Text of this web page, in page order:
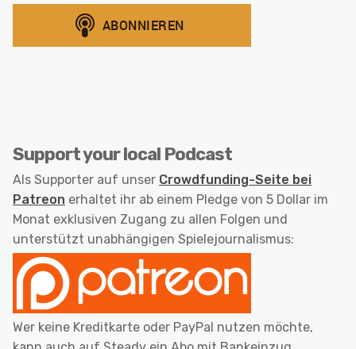
Support your local Podcast
Als Supporter auf unser Crowdfunding-Seite bei
Patreon erhaltet ihr ab einem Pledge von 5 Dollar im
Monat exklusiven Zugang zu allen Folgen und
unterstützt unabhängigen Spielejournalismus:
Wer keine Kreditkarte oder PayPal nutzen möchte,